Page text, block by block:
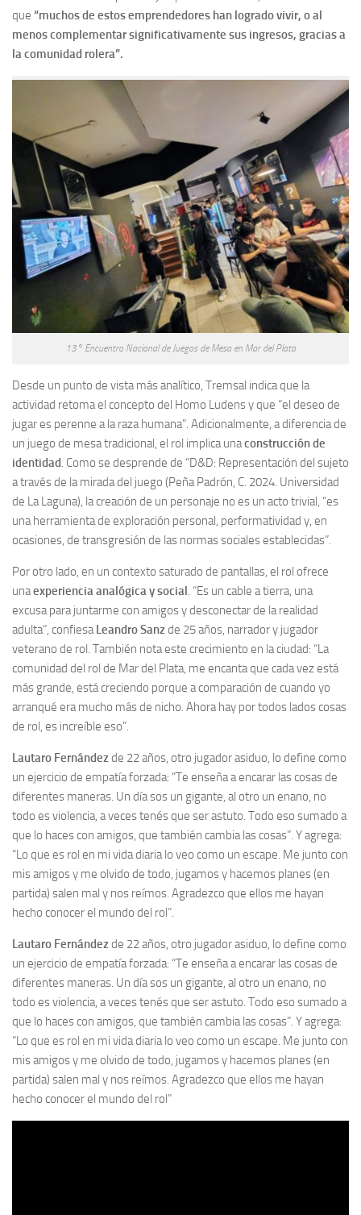
que “muchos de estos emprendedores han logrado vivir, o al
menos complementar significativamente sus ingresos, gracias a
la comunidad rolera”.
13° Encuentro Nacional de Juegos de Mesa en Mar del Plata
Desde un punto de vista más analítico, Tremsal indica que la
actividad retoma el concepto del Homo Ludens y que “el deseo de
jugar es perenne a la raza humana”. Adicionalmente, a diferencia de
un juego de mesa tradicional, el rol implica unaconstrucción de
identidad . Como se desprende de “D&D: Representación del sujeto
a través de la mirada del juego (Peña Padrón, C. 2024. Universidad
de La Laguna), la creación de un personaje no es un acto trivial, “es
una herramienta de exploración personal, performatividad y, en
ocasiones, de transgresión de las normas sociales establecidas”.
Por otro lado, en un contexto saturado de pantallas, el rol ofrece
unaexperiencia analógica y social . “Es un cable a tierra, una
excusa para juntarme con amigos y desconectar de la realidad
adulta”, confiesa Leandro Sanzde 25 años, narrador y jugador
veterano de rol. También nota este crecimiento en la ciudad: “La
comunidad del rol de Mar del Plata, me encanta que cada vez está
más grande, está creciendo porque a comparación de cuando yo
arranqué era mucho más de nicho. Ahora hay por todos lados cosas
de rol, es increíble eso”.
Lautaro Fernándezde 22 años, otro jugador asiduo, lo define como
un ejercicio de empatía forzada: “Te enseña a encarar las cosas de
diferentes maneras. Un día sos un gigante, al otro un enano, no
todo es violencia, a veces tenés que ser astuto. Todo eso sumado a
que lo haces con amigos, que también cambia las cosas”. Y agrega:
“Lo que es rol en mi vida diaria lo veo como un escape. Me junto con
mis amigos y me olvido de todo, jugamos y hacemos planes (en
partida) salen mal y nos reímos. Agradezco que ellos me hayan
hecho conocer el mundo del rol”.
Lautaro Fernándezde 22 años, otro jugador asiduo, lo define como
un ejercicio de empatía forzada: “Te enseña a encarar las cosas de
diferentes maneras. Un día sos un gigante, al otro un enano, no
todo es violencia, a veces tenés que ser astuto. Todo eso sumado a
que lo haces con amigos, que también cambia las cosas”. Y agrega:
“Lo que es rol en mi vida diaria lo veo como un escape. Me junto con
mis amigos y me olvido de todo, jugamos y hacemos planes (en
partida) salen mal y nos reímos. Agradezco que ellos me hayan
hecho conocer el mundo del rol”